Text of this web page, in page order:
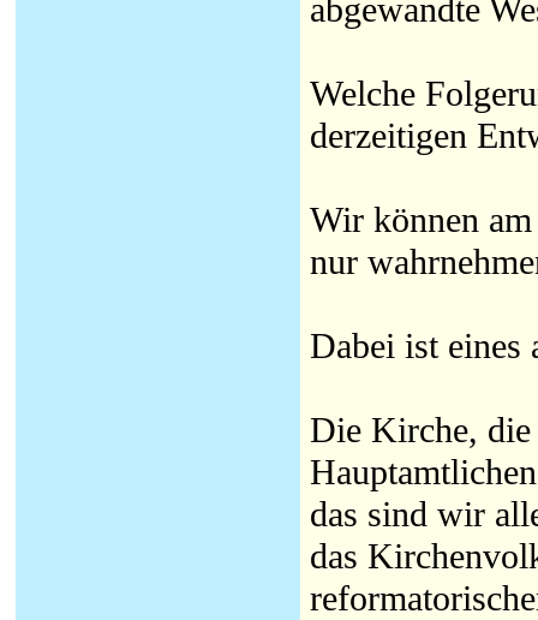
abgewandte
Welche
derzeitigen
Wir können
nur
Dabei ist eines
Die Kirche,
das sind wir
das